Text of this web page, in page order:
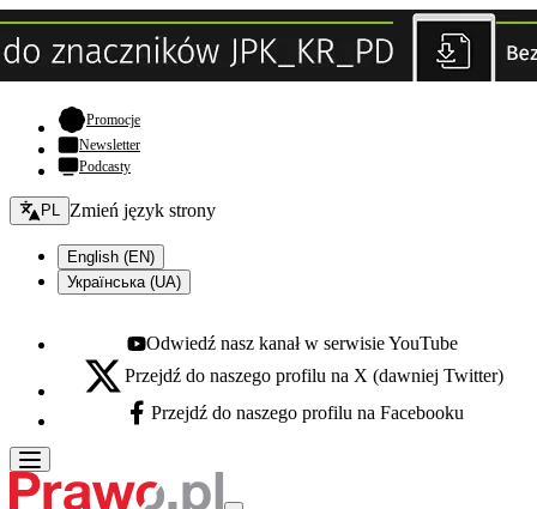
Promocje- otwiera się w nowej karcie
Newsletter
Podcasty
Zmień język - bieżący:
PL Zmień język strony
English (EN)
Українська (UA)
Youtube - otwiera się w nowej karcie
Odwiedź nasz kanał w serwisie YouTube
X - otwiera się w nowej karcie
Przejdź do naszego profilu na X (dawniej Twitter)
Facebook - otwiera się w nowej karcie
Przejdź do naszego profilu na Facebooku